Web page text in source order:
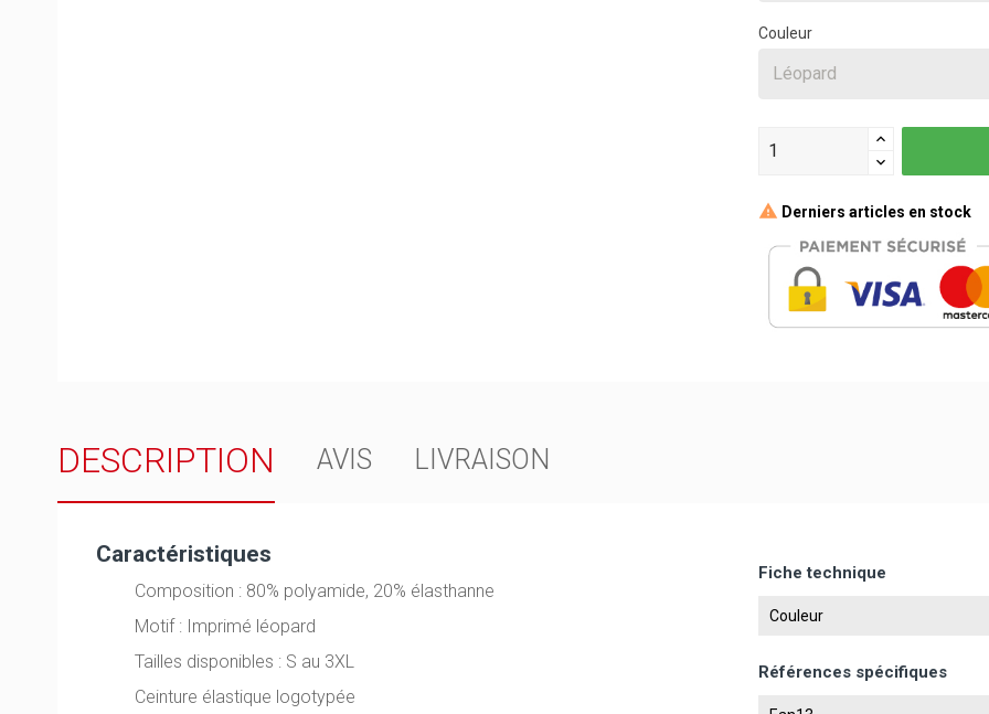
Couleur
Derniers articles en stock
DESCRIPTION AVIS LIVRAISON
Caractéristiques
Composition : 80% polyamide, 20% élasthanne
Motif : Imprimé léopard
Tailles disponibles : S au 3XL
Ceinture élastique logotypée
Fiche technique
Couleur
Références spécifiques